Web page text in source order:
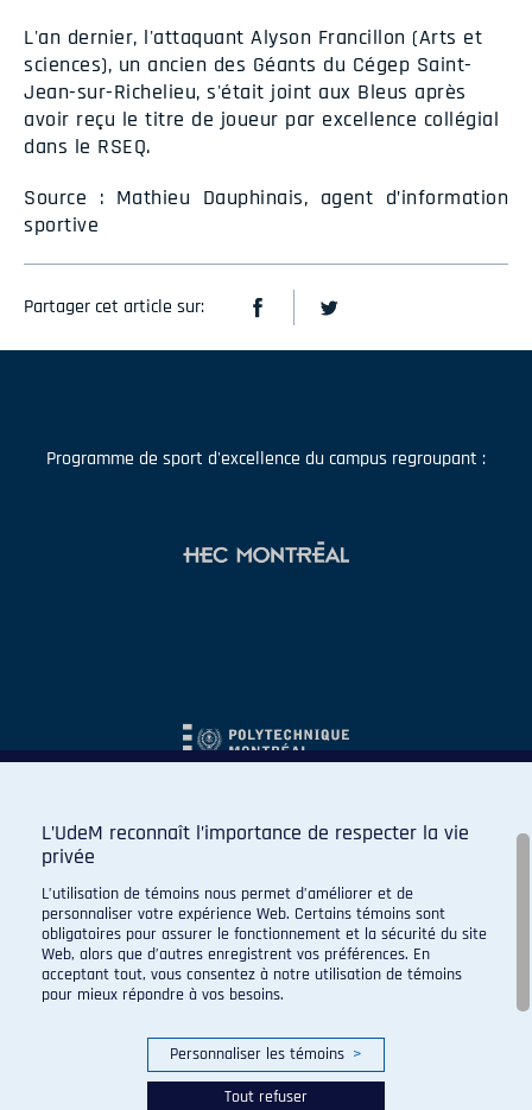
L'an dernier, l'attaquant Alyson Francillon (Arts et
sciences), un ancien des Géants du Cégep Saint-
Jean-sur-Richelieu, s'était joint aux Bleus après
avoir reçu le titre de joueur par excellence collégial
dans le RSEQ.
Source : Mathieu Dauphinais, agent d’information
sportive
Partager cet article sur:
Programme de sport d'excellence du campus regroupant :
L’UdeM reconnaît l’importance de respecter la vie
privée
L’utilisation de témoins nous permet d’améliorer et de
personnaliser votre expérience Web. Certains témoins sont
obligatoires pour assurer le fonctionnement et la sécurité du site
Web, alors que d’autres enregistrent vos préférences. En
acceptant tout, vous consentez à notre utilisation de témoins
pour mieux répondre à vos besoins.
Personnaliser les témoins >
Tout refuser